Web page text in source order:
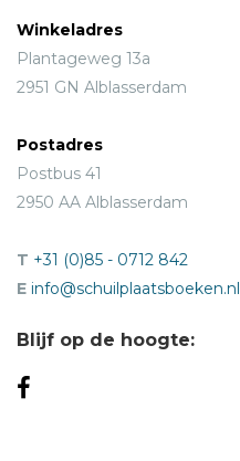
Winkeladres
Plantageweg 13a
2951 GN Alblasserdam
Postadres
Postbus 41
2950 AA Alblasserdam
T +31 (0)85 - 0712 842
E info@schuilplaatsboeken.nl
Blijf op de hoogte: